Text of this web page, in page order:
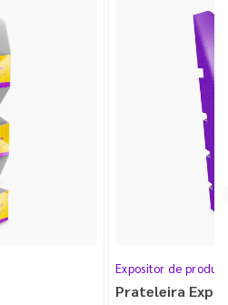
Expositor de
Prateleira